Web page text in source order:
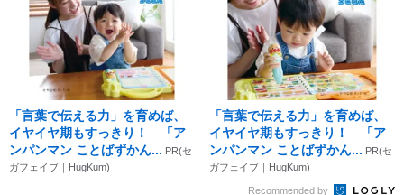
「言葉で伝える力」を育めば、
イヤイヤ期もすっきり！ 「ア
ンパンマン ことばずかん... PR(セ
ガフェイブ｜HugKum)
「言葉で伝える力」を育めば、
イヤイヤ期もすっきり！ 「ア
ンパンマン ことばずかん... PR(セ
ガフェイブ｜HugKum)
Recommended by